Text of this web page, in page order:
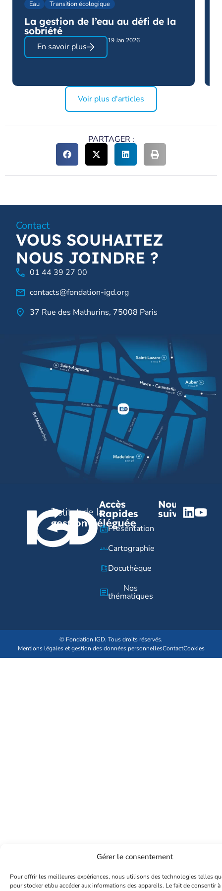
Gérer le consentement
Pour offrir les meilleures expériences, nous utilisons des technologies telles
pour stocker et/ou accéder aux informations des appareils. Le fait de consentir à
Eau Transition écologique
La gestion de l’eau au défi de la
sobriété
En savoir plus
19 Jan 2026
Voir plus d'articles
PARTAGER :
Contact
VOUS SOUHAITEZ
NOUS JOINDRE ?
01 44 39 27 00
contacts@fondation-igd.org
37 Rue des Mathurins, 75008 Paris
Accès
Rapides
Présentation
Cartographie
Docuthèque
Nos
thématiques
Nous
suivre
© Fondation IGD. Tous droits réservés.
Mentions légales et gestion des données personnellesContactCookies